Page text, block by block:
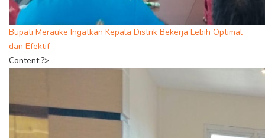
Bupati Merauke Ingatkan Kepala Distrik Bekerja Lebih Optimal
dan Efektif
Content;?>